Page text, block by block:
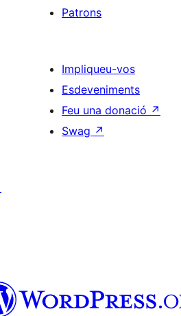
Patrons
Impliqueu-vos
Esdeveniments
Feu una donació ↗
Swag ↗